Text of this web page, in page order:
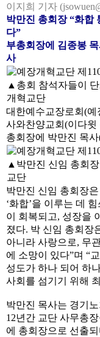
이지희 기자
박만진 총회장 “화합
다”
부총회장에 김종봉
사
▲총회 참석자들이
개혁교단
대한예수교장로회(예
사와찬양교회(이다윗
총회장에 박만진 목
▲박만진 신임 총회
교단
박만진 신임 총회장
‘화합’을 이루는 데
이 회복되고, 성장을
졌다. 박 신임 총회장
아니라 사랑으로, 무
에 소망이 있다”며 “
성도가 하나 되어 하
사회를 섬기기 위해
박만진 목사는 경기
12년간 교단 사무총
에 총회장으로 선출